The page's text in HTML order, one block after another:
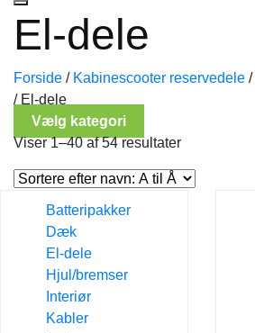
El-dele
Forside / Kabinescooter reservedele /
/El-dele
Vælg kategori
Viser 1–40 af 54 resultater
Batteripakker
Dæk
El-dele
Hjul/bremser
Interiør
Kabler